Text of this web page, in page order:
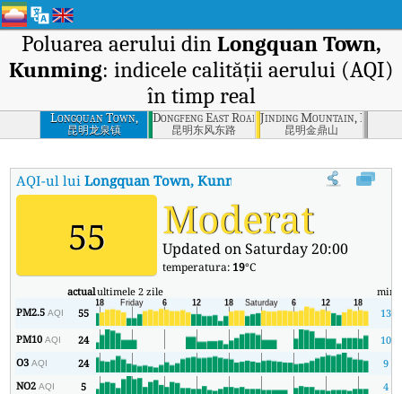
Poluarea aerului din Longquan Town,
Kunming: indicele calității aerului (AQI)
în timp real
Longquan Town,
Kunming
昆明龙泉镇
Dongfeng East Road, Kunming
昆明东风东路
Jinding Mountain,
昆明金鼎山
AQI-ul luiLongquan Town, Kunming Indicele calității aerului
55 Moderat
Updated on Saturday 20:00
temperatura: 19°C
actualultimele 2 zile min
PM2.5AQI 55
13
PM10AQI 24
10
O3AQI 24
9
NO2AQI 5
4